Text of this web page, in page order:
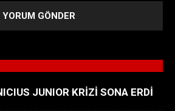
JUNIOR KRİZİ SONA ERDİ